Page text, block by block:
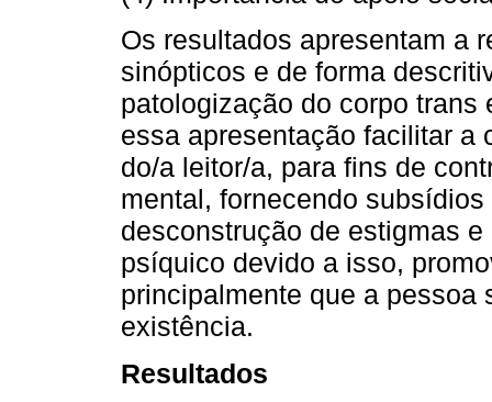
Os resultados apresentam a
sinópticos e de forma
patologização do corpo
essa apresentação facilitar a
do/a leitor/a, para fins de
mental, fornecendo
desconstrução de estigmas
psíquico devido a isso,
principalmente que a pessoa
existência.
Resultados